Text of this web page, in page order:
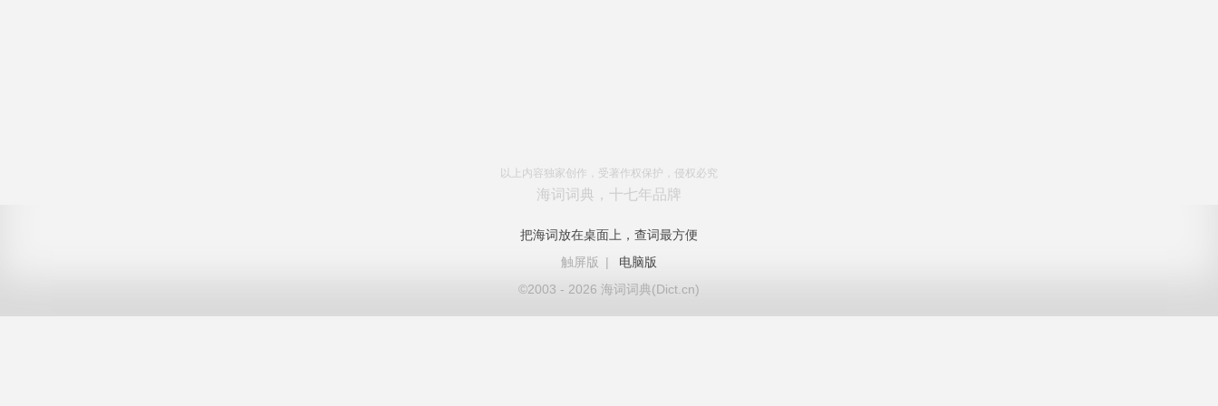
以上内容独家创作，受著作权保护，侵权必究
海词词典，十七年品牌
把海词放在桌面上，查词最方便
触屏版
|
电脑版
©2003 - 2026 海词词典(Dict.cn)